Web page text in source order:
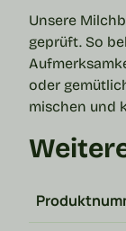
Unsere
geprüft. So
oder
mischen und